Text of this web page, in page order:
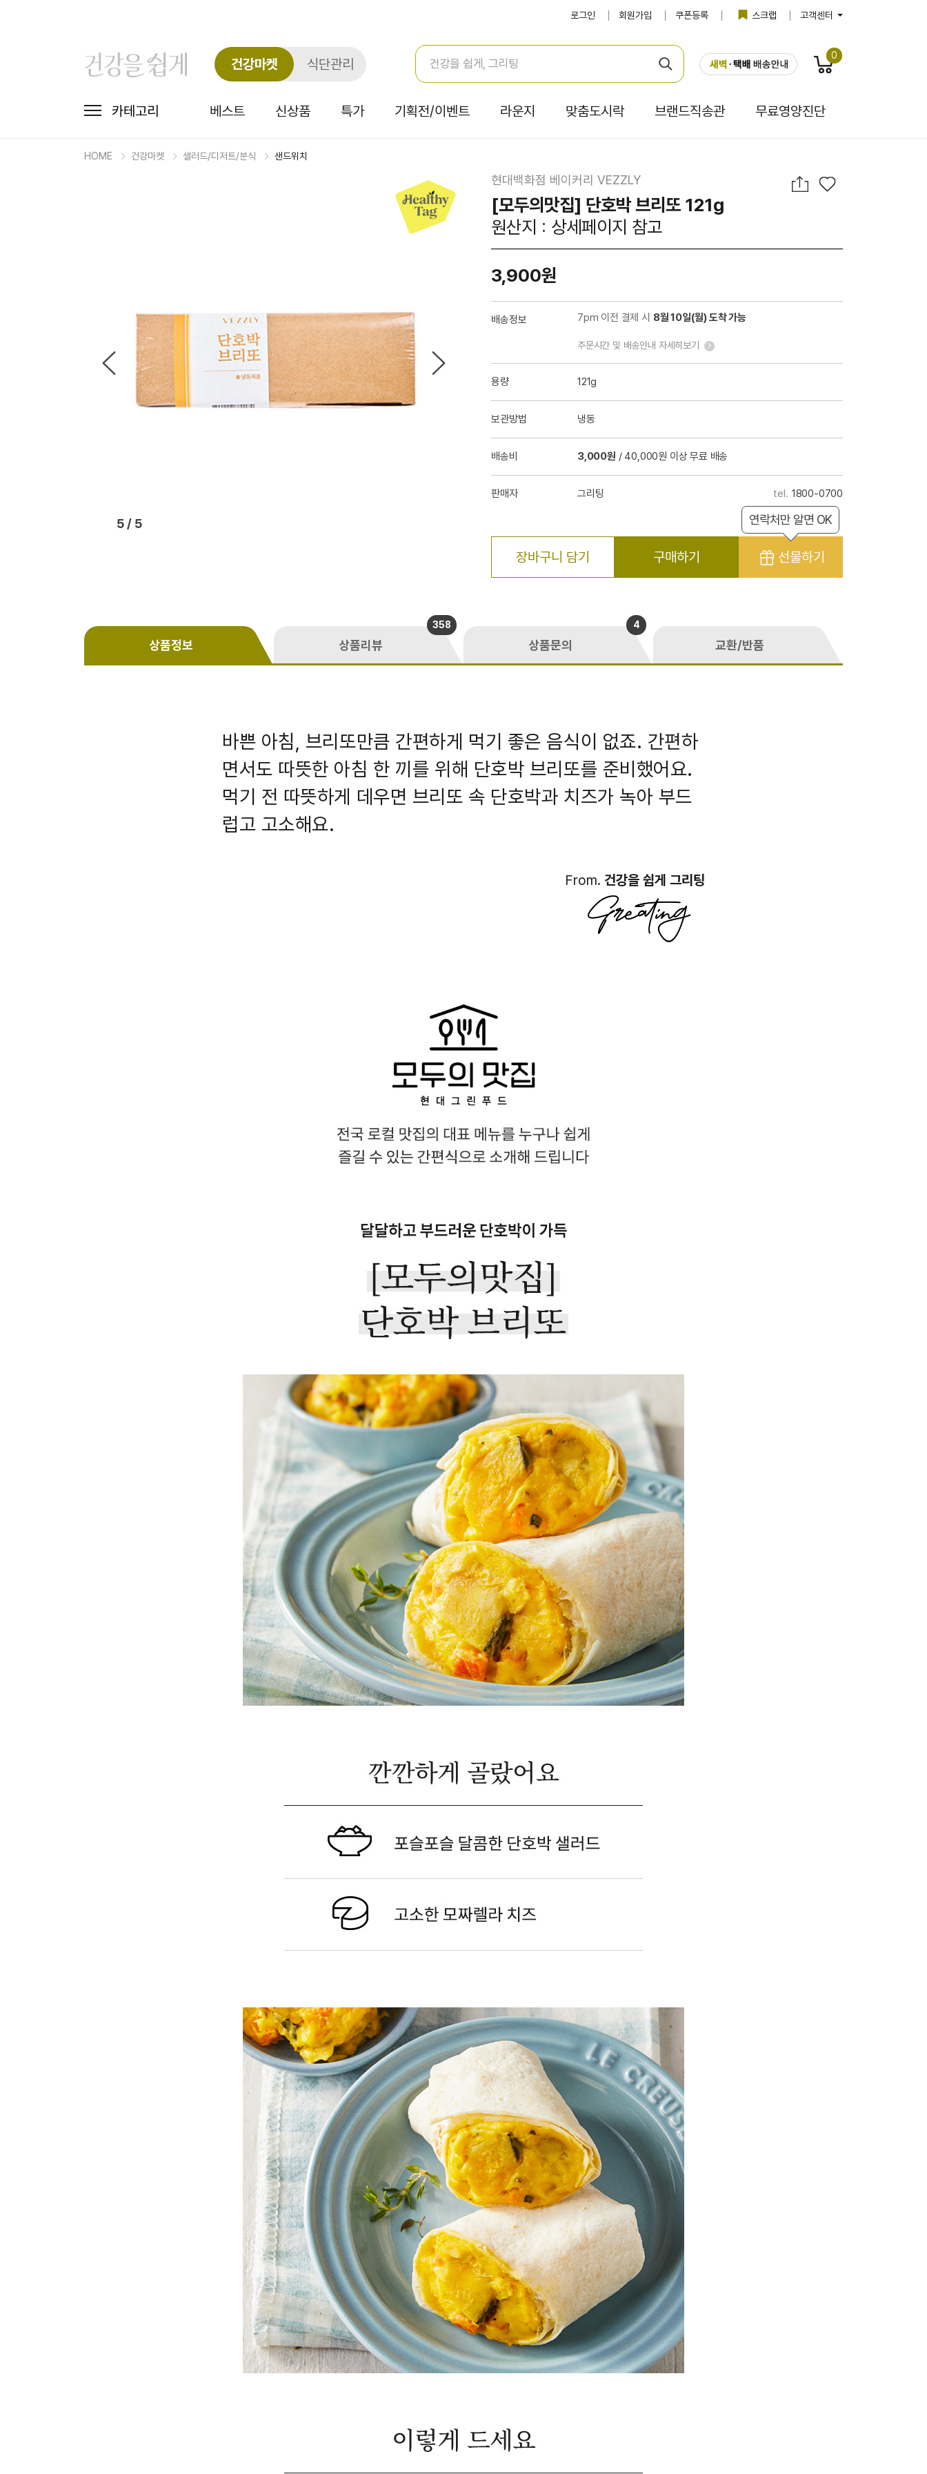
로그인 회원가입 쿠폰등록 스크랩 고객센터
건강마켓 식단관리
0
카테고리 베스트 신상품 특가 기획전/이벤트 라운지 맞춤도시락 브랜드직송관 무료영양진단
HOME 건강마켓 샐러드/디저트/분식 샌드위치
1/ 5
현대백화점 베이커리 VEZZLY
[모두의맛집] 단호박 브리또 121g
원산지 : 상세페이지 참고
3,900원
배송정보 7pm 이전 결제 시 8월 10일(월) 도착 가능
주문시간 및 배송안내 자세히보기
용량 121g
보관방법 냉동
배송비 3,000원 / 40,000원 이상 무료 배송
판매자 그리팅 1800-0700
장바구니 담기 구매하기 선물하기
연락처만 알면 OK
상품정보 상품리뷰
358
상품문의
4
교환/반품
바쁜 아침, 브리또만큼 간편하게 먹기 좋은 음식이 없죠. 간편하
면서도 따뜻한 아침 한 끼를 위해 단호박 브리또를 준비했어요.
먹기 전 따뜻하게 데우면 브리또 속 단호박과 치즈가 녹아 부드
럽고 고소해요.
From. 건강을 쉽게 그리팅